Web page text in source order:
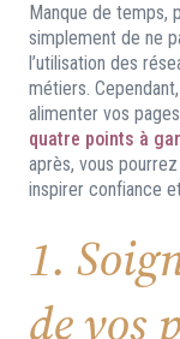
Manque de temps,
simplement de ne
l’utilisation des
métiers.
alimenter vos
quatre points à
après, vous
inspirer confiance
1.
de vos